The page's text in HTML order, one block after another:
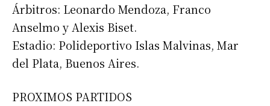
Árbitros: Leonardo Mendoza, Franco
Anselmo y Alexis Biset.
Estadio: Polideportivo Islas Malvinas, Mar
del Plata, Buenos Aires.
PROXIMOS PARTIDOS